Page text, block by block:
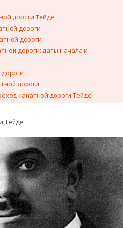
дороги Тейде
дороги
дороги
дороги: даты начала и
дороги
канатной дороги Тейде
Тейде